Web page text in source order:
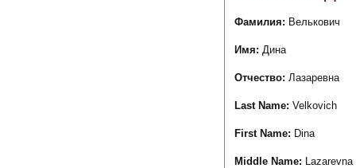
Фамилия: Велькович
Имя: Дина
Отчество: Лазаревна
Last Name: Velkovich
First Name: Dina
Middle Name: Lazarevna